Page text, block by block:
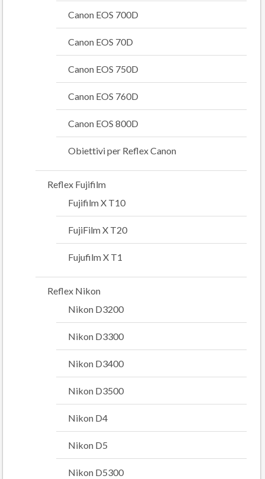
Canon EOS 700D
Canon EOS 70D
Canon EOS 750D
Canon EOS 760D
Canon EOS 800D
Obiettivi per Reflex Canon
Reflex Fujifilm
Fujifilm X T10
FujiFilm X T20
Fujufilm X T1
Reflex Nikon
Nikon D3200
Nikon D3300
Nikon D3400
Nikon D3500
Nikon D4
Nikon D5
Nikon D5300